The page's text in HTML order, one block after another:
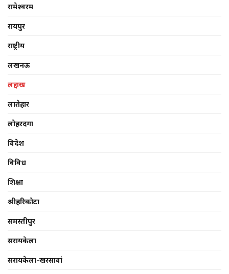
रामेश्वरम
रायपुर
राष्ट्रीय
लखनऊ
लद्दाख
लातेहार
लोहरदगा
विदेश
विविध
शिक्षा
श्रीहरिकोटा
समस्तीपुर
सरायकेला
सरायकेला-खरसावां